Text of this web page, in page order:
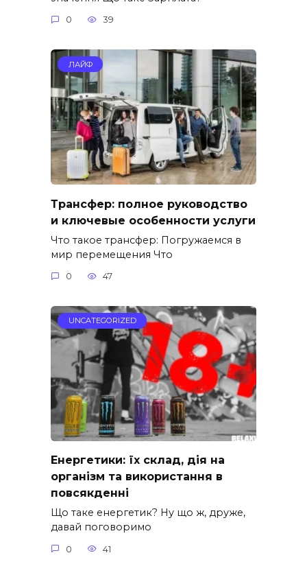
0 39
ЛАЙФ
Трансфер: полное руководство
и ключевые особенности услуги
Что такое трансфер: Погружаемся в
мир перемещения Что
0 47
UNCATEGORIZED
Енергетики: їх склад, дія на
організм та використання в
повсякденні
Що таке енергетик? Ну що ж, друже,
давай поговоримо
0 41